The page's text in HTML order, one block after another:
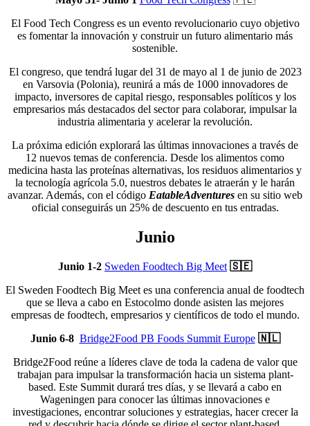
El Food Tech Congress es un evento revolucionario cuyo objetivo
es fomentar la innovación y construir un futuro alimentario más
sostenible.
El congreso, que tendrá lugar del 31 de mayo al 1 de junio de 2023
en Varsovia (Polonia), reunirá a más de 1000 innovadores de
impacto, inversores de capital riesgo, responsables políticos y los
empresarios más destacados del sector para colaborar, impulsar la
industria alimentaria y acelerar la revolución.
La próxima edición explorará las últimas innovaciones a través de
12 nuevos temas de conferencia. Desde los alimentos como
medicina hasta las proteínas alternativas, los residuos alimentarios y
la tecnología agrícola 5.0, nuestros debates le atraerán y le harán
avanzar. Además, con el código EatableAdventures en su sitio web
oficial conseguirás un 25% de descuento en tus entradas.
Junio
Junio 1-2 Sweden Foodtech Big Meet 🇸🇪
El Sweden Foodtech Big Meet es una conferencia anual de foodtech
que se lleva a cabo en Estocolmo donde asisten las mejores
empresas de foodtech, empresarios y científicos de todo el mundo.
Junio 6-8 Bridge2Food PB Foods Summit Europe 🇳🇱
Bridge2Food reúne a líderes clave de toda la cadena de valor que
trabajan para impulsar la transformación hacia un sistema plant-
based. Este Summit durará tres días, y se llevará a cabo en
Wageningen para conocer las últimas innovaciones e
investigaciones, encontrar soluciones y estrategias, hacer crecer la